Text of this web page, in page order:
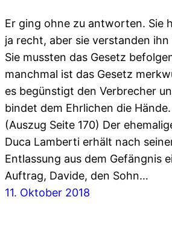
Er ging ohne zu antworten. Sie
ja recht, aber sie verstanden
Sie mussten das Gesetz
manchmal ist das Gesetz
es begünstigt den Verbrecher
bindet dem Ehrlichen die Hände.
(Auszug Seite 170) Der
Duca Lamberti erhält nach
Entlassung aus dem Gefängnis
Auftrag, Davide, den Sohn…
11. Oktober 2018